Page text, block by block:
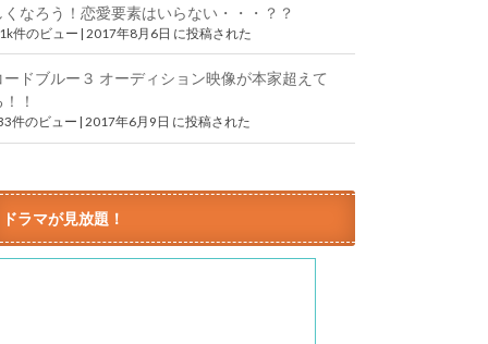
くなろう！恋愛要素はいらない・・・？？
件のビュー | 2017年8月6日 に投稿された
ードブルー３ オーディション映像が本家超えて
！
件のビュー 2017年6月9日 に投稿された
ドラマが見放題！